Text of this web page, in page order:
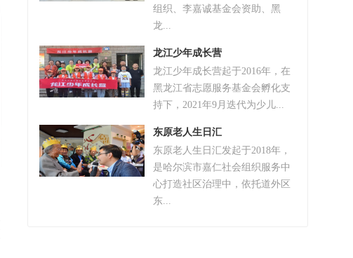
组织、李嘉诚基金会资助、黑
龙...
龙江少年成长营
龙江少年成长营起于2016年，在
黑龙江省志愿服务基金会孵化支
持下，2021年9月迭代为少儿...
东原老人生日汇
东原老人生日汇发起于2018年，
是哈尔滨市嘉仁社会组织服务中
心打造社区治理中，依托道外区
东...